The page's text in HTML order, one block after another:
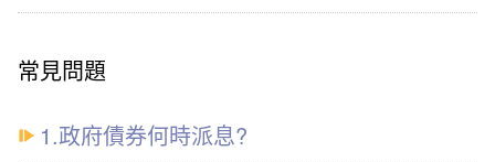
常見問題
1.政府債券何時派息?